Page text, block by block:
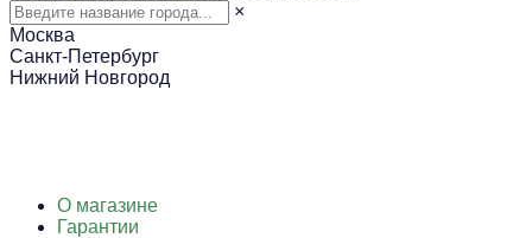
×
Москва
Санкт-Петербург
Нижний Новгород
О магазине
Гарантии